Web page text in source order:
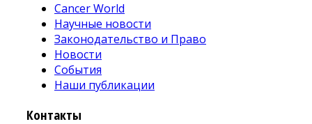
Cancer World
Научные новости
Законодательство и Право
Новости
События
Наши публикации
Контакты